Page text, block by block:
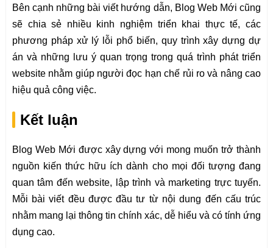
Bên cạnh những bài viết hướng dẫn, Blog Web Mới cũng
sẽ chia sẻ nhiều kinh nghiệm triển khai thực tế, các
phương pháp xử lý lỗi phổ biến, quy trình xây dựng dự
án và những lưu ý quan trọng trong quá trình phát triển
website nhằm giúp người đọc hạn chế rủi ro và nâng cao
hiệu quả công việc.
Kết luận
Blog Web Mới được xây dựng với mong muốn trở thành
nguồn kiến thức hữu ích dành cho mọi đối tượng đang
quan tâm đến website, lập trình và marketing trực tuyến.
Mỗi bài viết đều được đầu tư từ nội dung đến cấu trúc
nhằm mang lại thông tin chính xác, dễ hiểu và có tính ứng
dụng cao.